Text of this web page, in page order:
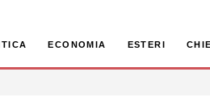
ECONOMIA ESTERI